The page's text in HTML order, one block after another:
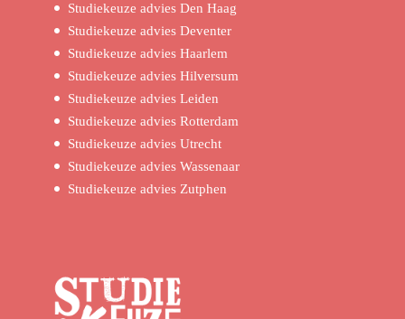
Studiekeuze advies Den Haag
Studiekeuze advies Deventer
Studiekeuze advies Haarlem
Studiekeuze advies Hilversum
Studiekeuze advies Leiden
Studiekeuze advies Rotterdam
Studiekeuze advies Utrecht
Studiekeuze advies Wassenaar
Studiekeuze advies Zutphen